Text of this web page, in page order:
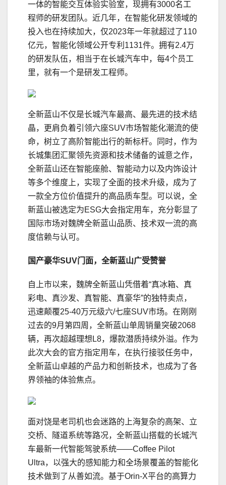
一体的智能交互体验实验室，现拥有3000名工
程师的研发团队。近几年，在智能化研发领域的
投入也在持续加大，仅2023年一年就超过了110
亿元，智能化领域公开专利1131件。拥有2.4万
的研发队伍，相当于在长城汽车中，每4个员工
里，就有一个是研发工程师。
全新蓝山不仅是长城汽车最高、最先进的技术结
晶，更肩负着引领六座SUV市场智能化潮流的使
命，树立了高阶智能出行的新标杆。同时，作为
长城集团汇聚领先资源和技术储备的诚意之作，
全新蓝山还在智能座舱、智能动力以及内饰设计
等多个维度上，实现了全面的技术升级，成为了
一款全方位价值提升的高品质车型。可以说，全
新蓝山被选定为ESG大会指定用车，充分彰显了
国际市场对魏牌全新蓝山品质、技术双一流的高
度信赖与认可。
国产豪华SUV门面， 全新蓝山广受赞誉
自上市以来，魏牌全新蓝山凭借着“真冰箱、真
彩电、真沙发、真智能、真豪华”的独特卖点，
迅速颠覆25-40万元级六/七座SUV市场。在刚刚
过去的9月第四周，全新蓝山单周销量突破2068
辆，再次超越理想L8，爆款潜质持续外溢。作为
此次大会的官方指定用车，在执行接驳任务中，
全新蓝山卓越的产品力和创新技术，也成为了各
界领袖的体验焦点。
面对饶是老司机也会迷路的上海复杂的高架、立
交桥、隧道系统等路况，全新蓝山搭载的长城汽
车最新一代智能驾驶系统——Coffee Pilot
Ultra，以强大的感知能力和全场景覆盖的智能化
技术做到了从善如流。基于Orin-X平台的高算力